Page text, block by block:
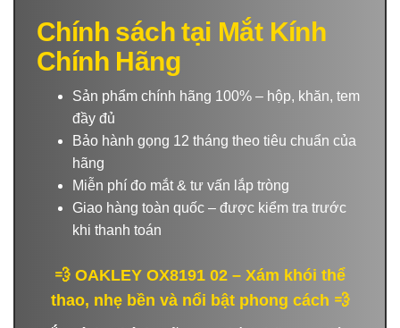
Chính sách tại Mắt Kính
Chính Hãng
Sản phẩm chính hãng 100% – hộp, khăn, tem
đầy đủ
Bảo hành gọng 12 tháng theo tiêu chuẩn của
hãng
Miễn phí đo mắt & tư vấn lắp tròng
Giao hàng toàn quốc – được kiểm tra trước
khi thanh toán
💨 OAKLEY OX8191 02 – Xám khói thể
thao, nhẹ bền và nổi bật phong cách 💨